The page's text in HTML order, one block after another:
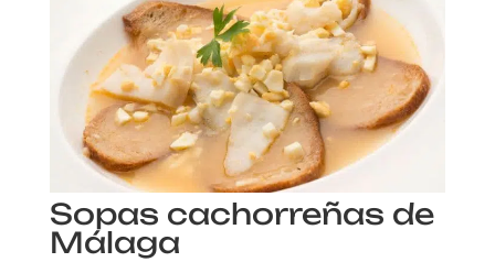
Sopas cachorreñas de
Málaga